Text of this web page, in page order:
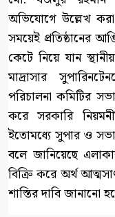
অভিযোগে উল্লেখ
সময়েই প্রতিষ্ঠানের
কেটে নিয়ে যান
মাদ্রাসার
পরিচালনা কমিটির
করে সরকারি
ইতোমধ্যে সুপার ও
বলে জানিয়েছে
বিক্রি করে অর্থ
শাস্তির দাবি জানানো